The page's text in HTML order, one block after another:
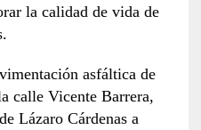
la calidad de vida de
asfáltica de
calle Vicente Barrera,
Lázaro Cárdenas a